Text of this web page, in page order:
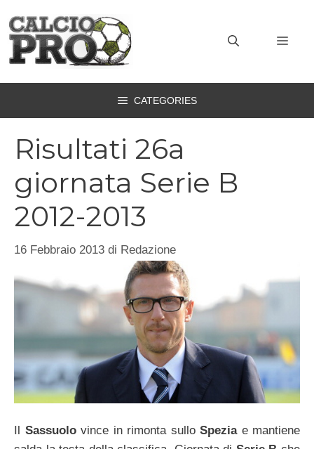
contenuto
CATEGORIES
Risultati 26a
giornata Serie B
2012-2013
16 Febbraio 2013 di Redazione
Sassuolovince in rimonta sullo Speziae mantiene